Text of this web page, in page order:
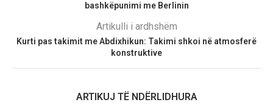
bashkëpunimi me Berlinin
Artikulli i ardhshëm
Kurti pas takimit me Abdixhikun: Takimi shkoi në atmosferë
konstruktive
ARTIKUJ TË NDËRLIDHURA